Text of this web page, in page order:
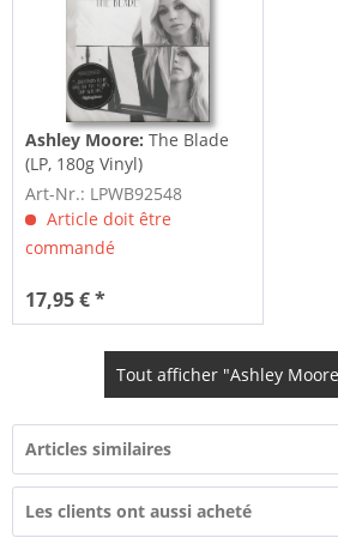
Ashley Moore:The Blade
(LP, 180g Vinyl)
Art-Nr.: LPWB92548
Article doit être
commandé
17,95 € *
Tout afficher "Ashley
Articles similaires
Les clients ont aussi acheté